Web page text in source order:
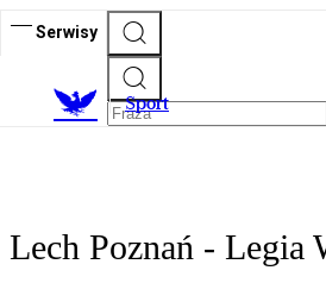
Serwisy
Sport
Lech Poznań - Legia